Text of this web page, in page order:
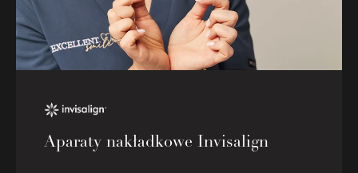
Aparaty nakładkowe Invisalign